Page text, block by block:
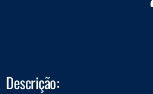
Descrição: